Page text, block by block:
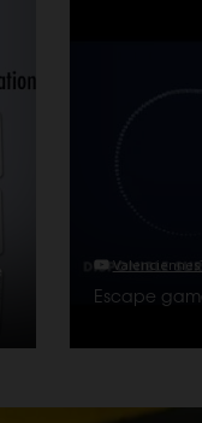
Escape